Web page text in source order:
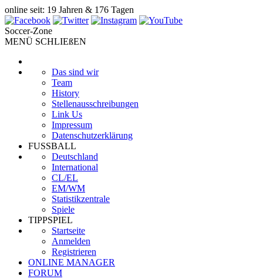
online seit: 19 Jahren & 176 Tagen
Soccer-Zone
MENÜ SCHLIEßEN
Das sind wir
Team
History
Stellenausschreibungen
Link Us
Impressum
Datenschutzerklärung
FUSSBALL
Deutschland
International
CL/EL
EM/WM
Statistikzentrale
Spiele
TIPPSPIEL
Startseite
Anmelden
Registrieren
ONLINE MANAGER
FORUM